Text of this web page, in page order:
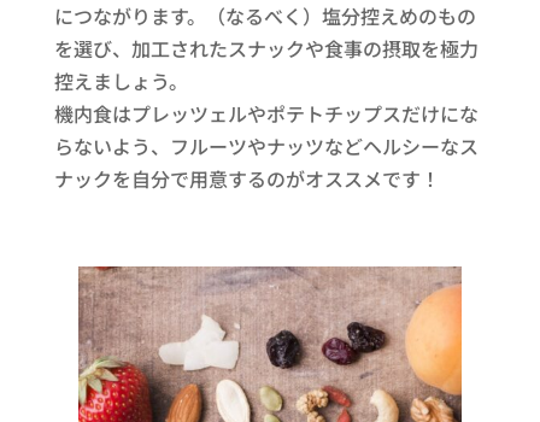
につながります。（なるべく）塩分控えめのもの
を選び、加工されたスナックや食事の摂取を極力
控えましょう。
機内食はプレッツェルやポテトチップスだけにな
らないよう、フルーツやナッツなどヘルシーなス
ナックを自分で用意するのがオススメです！